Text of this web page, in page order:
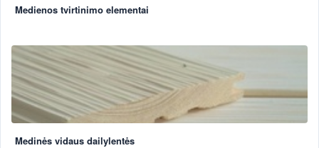
Medienos tvirtinimo elementai
Medinės vidaus dailylentės